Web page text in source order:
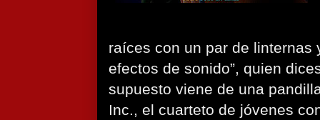
raíces con un par de linternas
efectos de sonido”, quien
supuesto viene de una
Inc., el cuarteto de jóvenes